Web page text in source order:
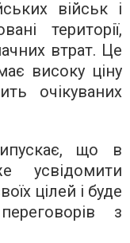
військ і
території,
втрат. Це
високу ціну
очікуваних
що в
усвідомити
цілей і буде
з